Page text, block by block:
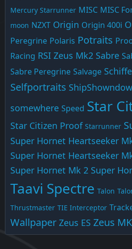
Mercury Starrunner MISC MISC
moon NZXT Origin Origin 400i
Peregrine Polaris Potraits
Racing RSI Zeus Mk2 Sabre
Sabre Peregrine Salvage Schiffe
Selfportraits
somewhere Speed Star
Star Citizen Proof Starrunner
Super Hornet Heartseeker
Super Hornet Heartseeker
Super Hornet Mk 2 Super
Taavi Spectre Talon
Thrustmaster TIE Interceptor
Wallpaper Zeus ES Zeus